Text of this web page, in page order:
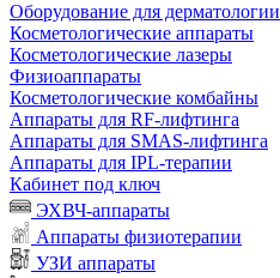
Оборудование для дерматологии
Косметологические аппараты
Косметологические лазеры
Физиоаппараты
Косметологические комбайны
Аппараты для RF-лифтинга
Аппараты для SMAS-лифтинга
Аппараты для IPL-терапии
Кабинет под ключ
ЭХВЧ-аппараты
Аппараты физиотерапии
УЗИ аппараты